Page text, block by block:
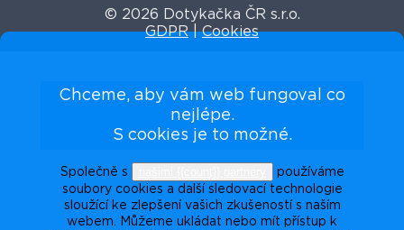
© 2026 Dotykačka ČR s.r.o.
GDPR|Cookies
Chceme, aby vám web fungoval co
nejlépe.
S cookies je to možné.
Společně s
používáme
soubory cookies a další sledovací technologie
sloužící ke zlepšení vašich zkušeností s naším
webem. Můžeme ukládat nebo mít přístup k